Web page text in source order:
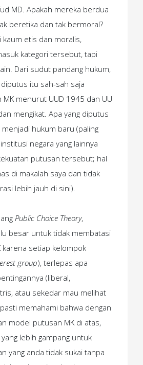
MD. Apakah mereka berdua
beretika dan tak bermoral?
kaum etis dan moralis,
kategori tersebut, tapi
Dari sudut pandang hukum,
itu sah-sah saja
MK menurut UUD 1945 dan UU
mengikat. Apa yang diputus
hukum baru (paling
negara yang lainnya
putusan tersebut; hal
di makalah saya dan tidak
lebih jauh di sini).
Public Choice Theory,
besar untuk tidak membatasi
karena setiap kelompok
group), terlepas apa
(liberal,
atau sekedar mau melihat
memahami bahwa dengan
model putusan MK di atas,
lebih gampang untuk
yang anda tidak sukai tanpa